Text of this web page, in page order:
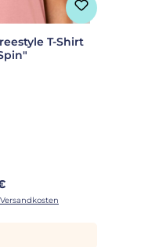
T-Shirt
Preis: